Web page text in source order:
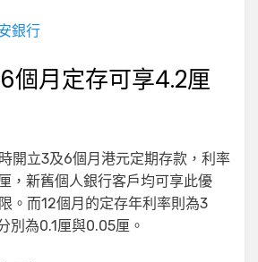
銀行
個月定存可享4.2厘
開立3及6個月港元定期存款，利率
，新舊個人銀行客戶均可享此優
。而12個月的定存年利率則為3
別為0.1厘與0.05厘。